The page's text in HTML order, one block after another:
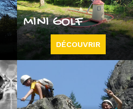
MINI GOLF
DÉCOUVRIR